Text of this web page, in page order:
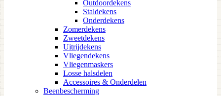
Outdoordekens
Staldekens
Onderdekens
Zomerdekens
Zweetdekens
Uitrijdekens
Vliegendekens
Vliegenmaskers
Losse halsdelen
Accessoires & Onderdelen
Beenbescherming